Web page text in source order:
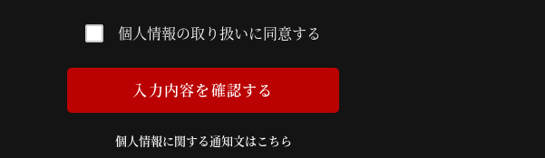
個人情報の取り扱いに同意する
入力内容を確認する
個人情報に関する通知文はこちら